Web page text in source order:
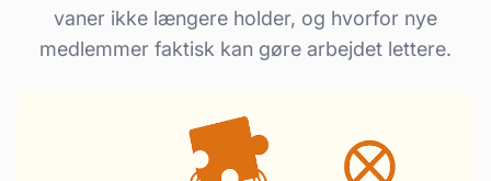
vaner ikke længere holder, og hvorfor nye
medlemmer faktisk kan gøre arbejdet lettere.